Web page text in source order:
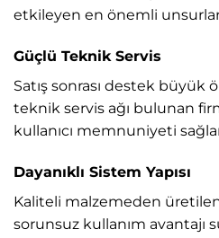
etkileyen en önemli
Güçlü Teknik Servis
Satış sonrası destek büyük
teknik servis ağı bulunan
kullanıcı memnuniyeti
Dayanıklı Sistem Yapısı
Kaliteli malzemeden
sorunsuz kullanım avantajı